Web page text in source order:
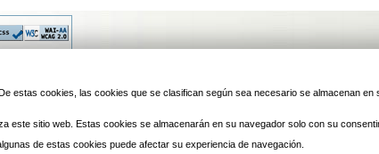
estas cookies, las cookies que se clasifican según sea necesario se almacenan en
sitio web. Estas cookies se almacenarán en su navegador solo con su
de estas cookies puede afectar su experiencia de navegación.